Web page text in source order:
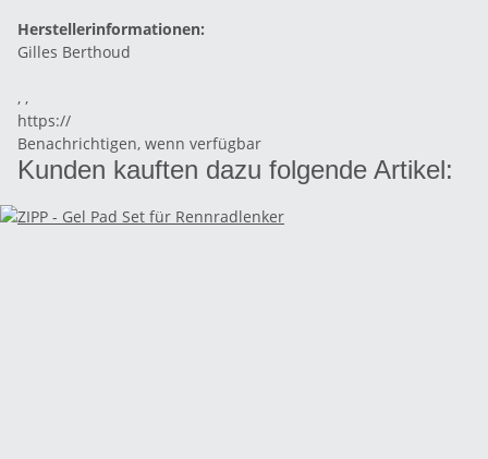
Herstellerinformationen:
Gilles Berthoud
, ,
https://
Benachrichtigen, wenn verfügbar
Kunden kauften dazu folgende Artikel: